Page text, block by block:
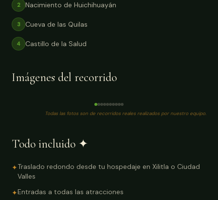
2 Nacimiento de Huichihuayán
3 Cueva de las Quilas
4 Castillo de la Salud
Imágenes del recorrido
Foto real
Todas las fotos son de recorridos reales realizados por nuestro equipo.
Todo incluido ✦
✦Traslado redondo desde tu hospedaje en Xilitla o Ciudad
Valles
✦Entradas a todas las atracciones